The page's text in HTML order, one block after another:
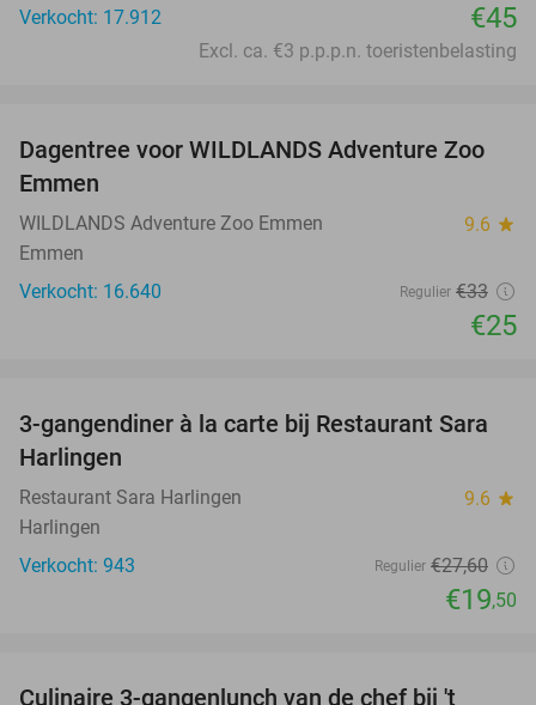
Verkocht: 17.912
€45
Excl. ca. €3 p.p.p.n. toeristenbelasting
24%
Dagentree voor WILDLANDS Adventure Zoo
Emmen
WILDLANDS Adventure Zoo Emmen 9.6 star
Emmen
Verkocht: 16.640
Regulier €33
€25
29%
3-gangendiner à la carte bij Restaurant Sara
Harlingen
Restaurant Sara Harlingen 9.6 star
Harlingen
Verkocht: 943
Regulier €27,60
€19,50
Culinaire 3-gangenlunch van de chef bij 't